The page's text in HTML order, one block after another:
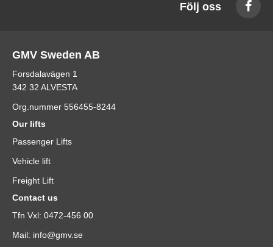
Följ oss
GMV Sweden AB
Forsdalavägen 1
342 32 ALVESTA
Org.nummer 556455-8244
Our lifts
Passenger Lifts
Vehicle lift
Freight Lift
Contact us
Tfn Vxl: 0472-456 00
Mail: info@gmv.se